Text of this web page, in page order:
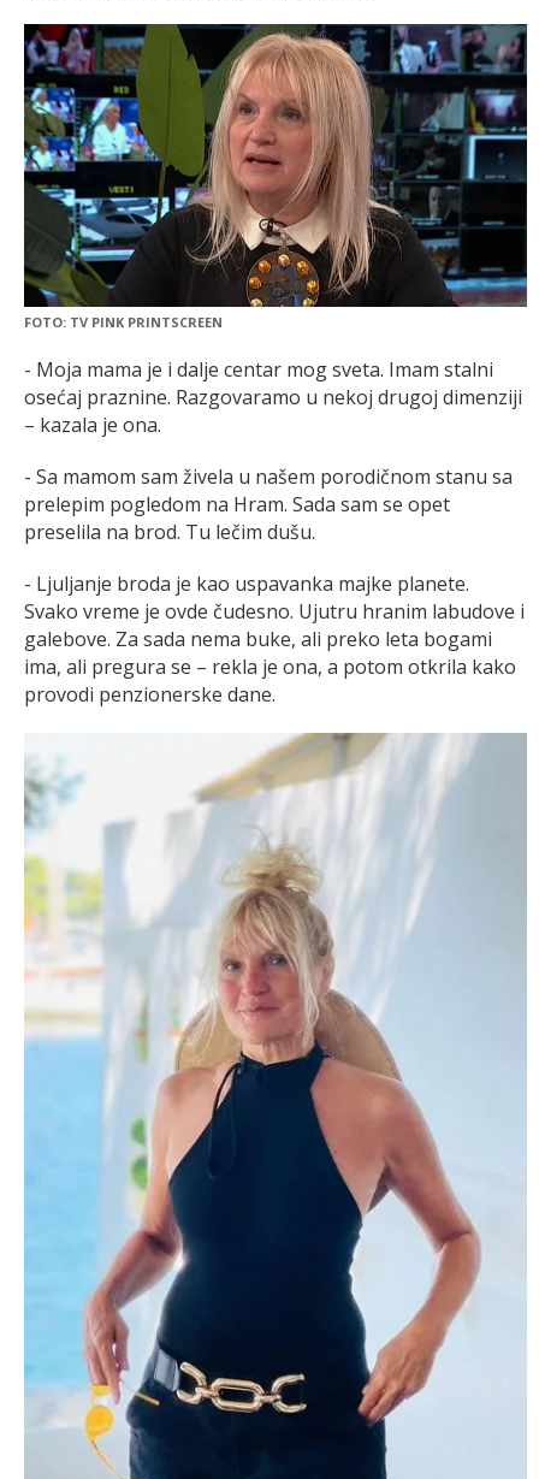
FOTO: TV PINK PRINTSCREEN
- Moja mama je i dalje centar mog sveta. Imam stalni
osećaj praznine. Razgovaramo u nekoj drugoj dimenziji
– kazala je ona.
- Sa mamom sam živela u našem porodičnom stanu sa
prelepim pogledom na Hram. Sada sam se opet
preselila na brod. Tu lečim dušu.
- Ljuljanje broda je kao uspavanka majke planete.
Svako vreme je ovde čudesno. Ujutru hranim labudove i
galebove. Za sada nema buke, ali preko leta bogami
ima, ali pregura se – rekla je ona, a potom otkrila kako
provodi penzionerske dane.